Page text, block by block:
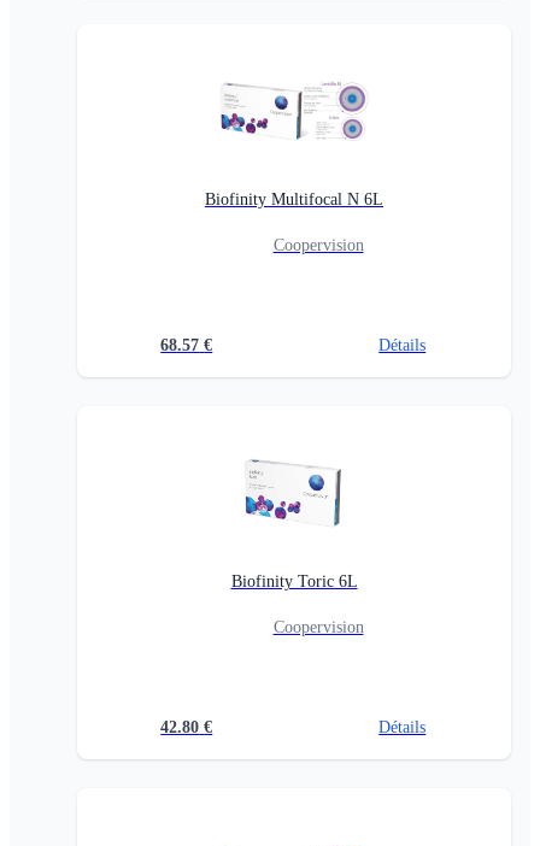
Biofinity Multifocal N 6L
Coopervision
68.57 € Détails
Biofinity Toric 6L
Coopervision
42.80 € Détails